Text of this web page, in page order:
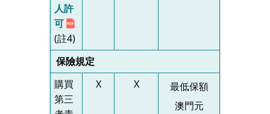
人許
可
(註4)
保險規定
購買
第三
X X
最低保額
澳門元